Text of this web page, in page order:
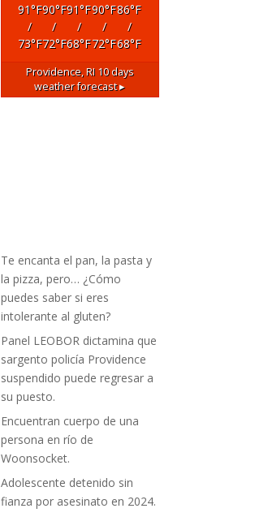
91°F
/
73°F
90°F
/
72°F
91°F
/
68°F
90°F
/
72°F
86°F
/
68°F
Providence, RI10 days
weather forecast ▸
Te encanta el pan, la pasta y
la pizza, pero… ¿Cómo
puedes saber si eres
intolerante al gluten?
Panel LEOBOR dictamina que
sargento policía Providence
suspendido puede regresar a
su puesto.
Encuentran cuerpo de una
persona en río de
Woonsocket.
Adolescente detenido sin
fianza por asesinato en 2024.